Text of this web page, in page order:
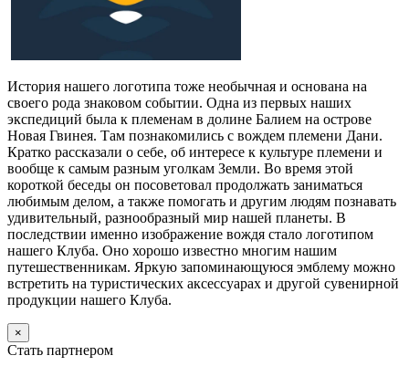
История нашего логотипа тоже необычная и основана на
своего рода знаковом событии. Одна из первых наших
экспедиций была к племенам в долине Балием на острове
Новая Гвинея. Там познакомились с вождем племени Дани.
Кратко рассказали о себе, об интересе к культуре племени и
вообще к самым разным уголкам Земли. Во время этой
короткой беседы он посоветовал продолжать заниматься
любимым делом, а также помогать и другим людям познавать
удивительный, разнообразный мир нашей планеты. В
последствии именно изображение вождя стало логотипом
нашего Клуба. Оно хорошо известно многим нашим
путешественникам. Яркую запоминающуюся эмблему можно
встретить на туристических аксессуарах и другой сувенирной
продукции нашего Клуба.
×
Стать партнером